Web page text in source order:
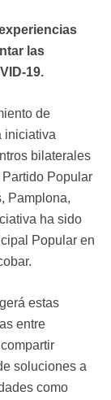
las
19.
de
iniciativa
bilaterales
Popular
Pamplona,
ha sido
Popular en
estas
entre
soluciones a
como